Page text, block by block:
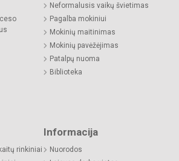
Neformalusis vaikų švietimas
Pagalba mokiniui
Mokinių maitinimas
Mokinių pavėžėjimas
Patalpų nuoma
Biblioteka
rinkiniai
Informacija
Nuorodos